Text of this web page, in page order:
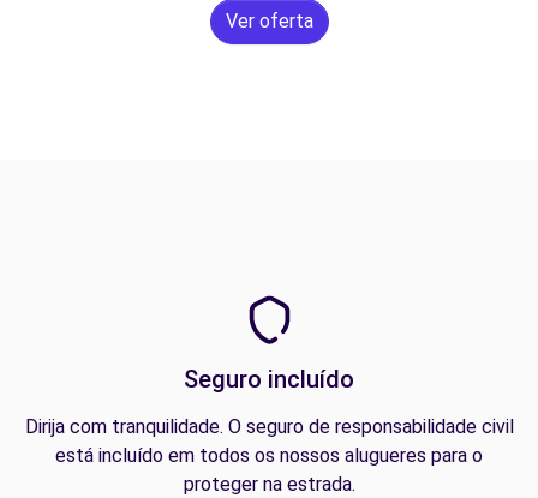
Ver oferta
Seguro incluído
Dirija com tranquilidade. O seguro de responsabilidade civil
está incluído em todos os nossos alugueres para o
proteger na estrada.